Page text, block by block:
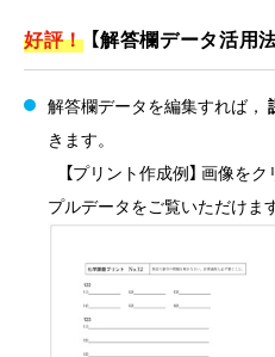
好評！【解答欄データ活用
解答欄データを編集すれば，
きます。
【プリント作成例】 画像を
プルデータをご覧いただけます